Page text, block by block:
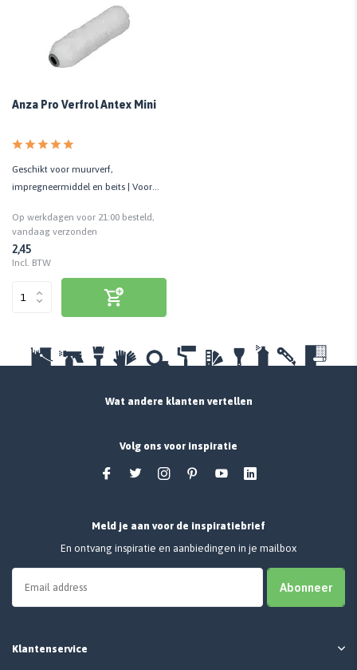
Anza Pro Verfrol Antex Mini
Geschikt voor muurverf,
impregneermiddel en beits | Voor
Op werkdagen voor 21:00 besteld,
vandaag verzonden
2,45
Incl. BTW
Wat andere klanten vertellen
Volg ons voor inspiratie
Meld je aan voor de inspiratiebrief
En ontvang inspiratie en aanbiedingen in je mailbox
Abonneer
Klantenservice